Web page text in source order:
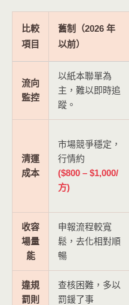
比較
項目
舊制（2026 年
以前）
流向
監控
以紙本聯單為
主，難以即時追
蹤。
清運
成本
市場競爭穩定，
行情約
($800 – $1,000/
方)
收容
場量
能
申報流程較寬
鬆，去化相對順
暢
違規
罰則
查核困難，多以
罰鍰了事